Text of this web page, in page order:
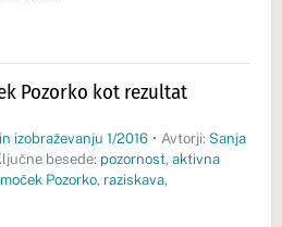
Pozorko kot rezultat
izobraževanju 1/2016 • Avtorji: Sanja
besede: pozornost, aktivna
Pozorko, raziskava,